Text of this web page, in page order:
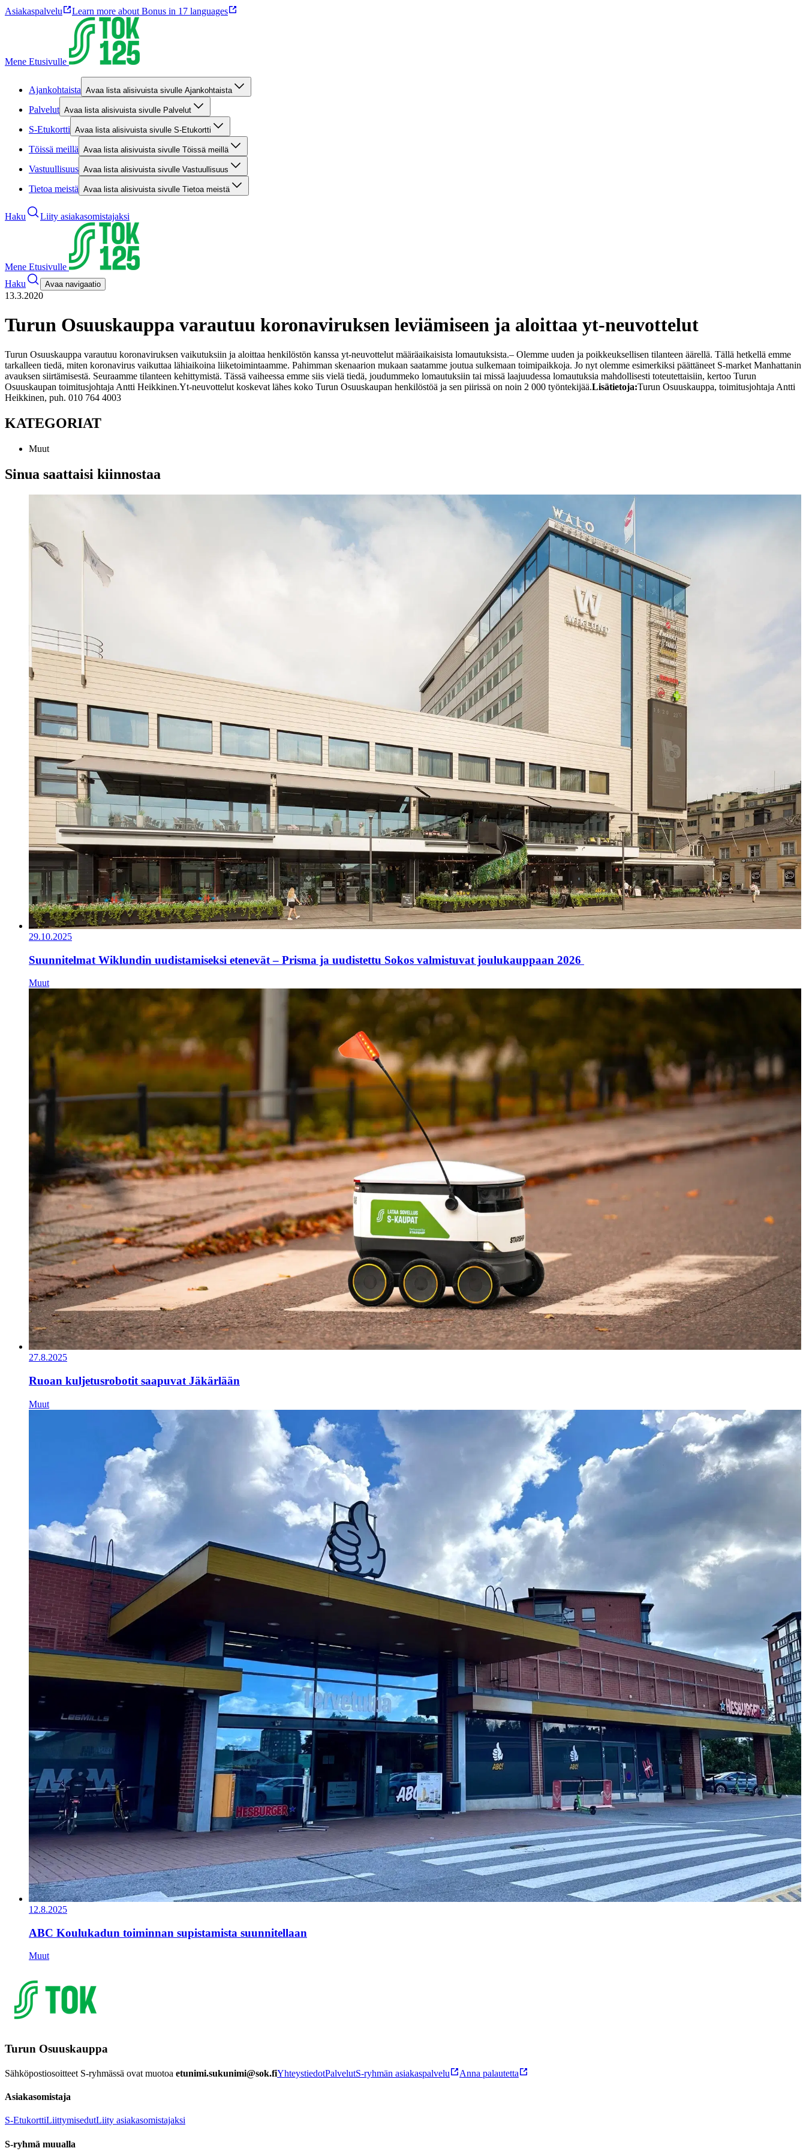
Asiakaspalvelu Learn more about Bonus in 17 languages
Mene Etusivulle
Ajankohtaista Avaa lista alisivuista sivulle Ajankohtaista
Palvelut Avaa lista alisivuista sivulle Palvelut
S-Etukortti Avaa lista alisivuista sivulle S-Etukortti
Töissä meillä Avaa lista alisivuista sivulle Töissä meillä
Vastuullisuus Avaa lista alisivuista sivulle Vastuullisuus
Tietoa meistä Avaa lista alisivuista sivulle Tietoa meistä
Haku Liity asiakasomistajaksi
Mene Etusivulle
Haku
Avaa navigaatio
13.3.2020
Turun Osuuskauppa varautuu koronaviruksen leviämiseen ja aloittaa yt-neuvottelut
Turun Osuuskauppa varautuu koronaviruksen vaikutuksiin ja aloittaa henkilöstön kanssa yt-neuvottelut määräaikaisista lomautuksista.– Olemme uuden ja poikkeuksellisen tilanteen äärellä. Tällä hetkellä emme
tarkalleen tiedä, miten koronavirus vaikuttaa lähiaikoina liiketoimintaamme. Pahimman skenaarion mukaan saatamme joutua sulkemaan toimipaikkoja. Jo nyt olemme esimerkiksi päättäneet S-market Manhattanin
avauksen siirtämisestä. Seuraamme tilanteen kehittymistä. Tässä vaiheessa emme siis vielä tiedä, joudummeko lomautuksiin tai missä laajuudessa lomautuksia mahdollisesti toteutettaisiin, kertoo Turun
Osuuskaupan toimitusjohtaja Antti Heikkinen.Yt-neuvottelut koskevat lähes koko Turun Osuuskaupan henkilöstöä ja sen piirissä on noin 2 000 työntekijää.Lisätietoja:Turun Osuuskauppa, toimitusjohtaja Antti
Heikkinen, puh. 010 764 4003
KATEGORIAT
Muut
Sinua saattaisi kiinnostaa
29.10.2025
Suunnitelmat Wiklundin uudistamiseksi etenevät – Prisma ja uudistettu Sokos valmistuvat joulukauppaan 2026
Muut
27.8.2025
Ruoan kuljetusrobotit saapuvat Jäkärlään
Muut
12.8.2025
ABC Koulukadun toiminnan supistamista suunnitellaan
Muut
Turun Osuuskauppa
Sähköpostiosoitteet S-ryhmässä ovat muotoa etunimi.sukunimi@sok.fiYhteystiedotPalvelutS-ryhmän asiakaspalvelu Anna palautetta
Asiakasomistaja
S-EtukorttiLiittymisedutLiity asiakasomistajaksi
S-ryhmä muualla